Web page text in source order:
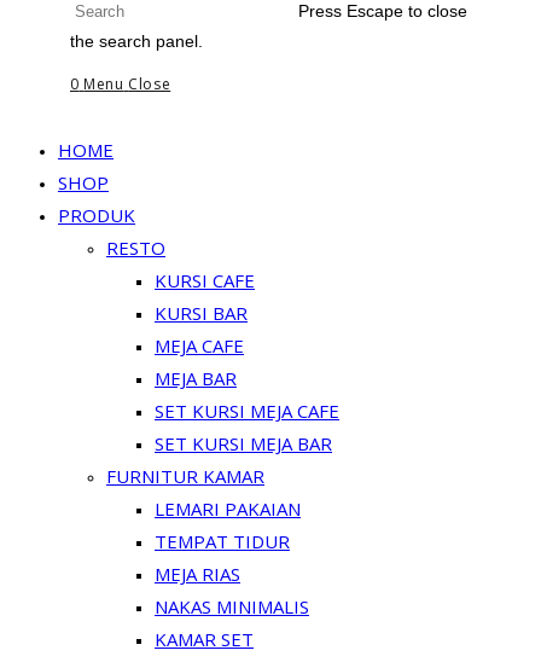
Press Escape to close
the search panel.
0 Menu Close
HOME
SHOP
PRODUK
RESTO
KURSI CAFE
KURSI BAR
MEJA CAFE
MEJA BAR
SET KURSI MEJA CAFE
SET KURSI MEJA BAR
FURNITUR KAMAR
LEMARI PAKAIAN
TEMPAT TIDUR
MEJA RIAS
NAKAS MINIMALIS
KAMAR SET